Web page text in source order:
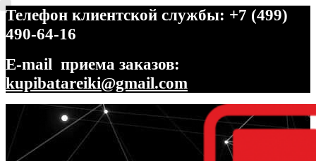
Телефон клиентской службы: +7 (499)
490-64-16
E-mail приема заказов:
kupibatareiki@gmail.com
Перейти
навигации
Перейти
содержимому